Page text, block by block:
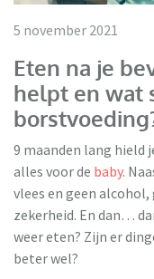
5 november 2021
Eten na je
helpt en wat
9 maanden lang hield
alles voor de baby.
vlees en geen alcohol,
zekerheid. En dan…
weer eten? Zijn er
beter wel?